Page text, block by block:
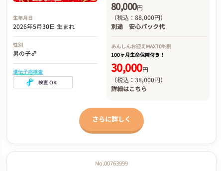
生年月日
2026年5月30日 生まれ
性別
男の子♂
遺伝子病検査
80,000円
（税込：88,000円）
別途 安心パック代
あんしんお迎えMAX70%割
100ヶ月生命保障付き！
30,000円
（税込：38,000円）
詳細はこちら
さらに詳しく
No.00763999